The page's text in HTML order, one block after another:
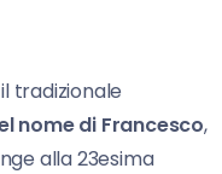
tradizionale
nome di Francesco,
alla 23esima